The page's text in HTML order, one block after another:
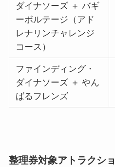
ダイナソーズ ＋ バギ
ーボルテージ（アド
レナリンチャレンジ
コース）
ファインディング・
ダイナソーズ ＋ やん
ばるフレンズ
整理券対象アトラクシ